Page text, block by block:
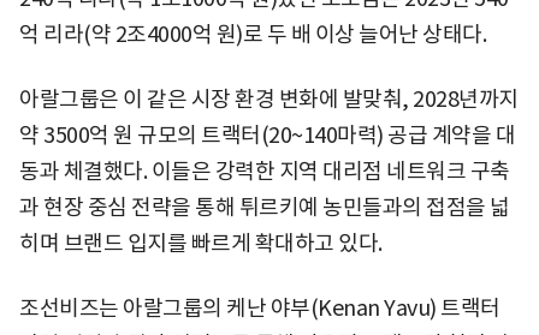
억 리라(약 2조4000억 원)로 두 배 이상 늘어난 상태다.
아랄그룹은 이 같은 시장 환경 변화에 발맞춰, 2028년까지
약 3500억 원 규모의 트랙터(20~140마력) 공급 계약을 대
동과 체결했다. 이들은 강력한 지역 대리점 네트워크 구축
과 현장 중심 전략을 통해 튀르키예 농민들과의 접점을 넓
히며 브랜드 입지를 빠르게 확대하고 있다.
조선비즈는 아랄그룹의 케난 야부(Kenan Yavu) 트랙터